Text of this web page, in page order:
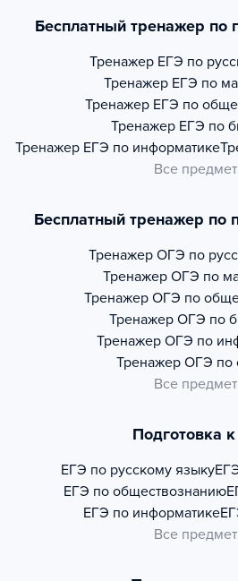
Бесплатный тренажер по
Тренажер ЕГЭ по
Тренажер ЕГЭ по
Тренажер ЕГЭ по
Тренажер ЕГЭ по
Тренажер ЕГЭ по информатике
Все
Бесплатный тренажер по
Тренажер ОГЭ по
Тренажер ОГЭ по
Тренажер ОГЭ по
Тренажер ОГЭ по
Тренажер ОГЭ по
Тренажер ОГЭ по
Все
Подготовка
ЕГЭ по русскому языку
ЕГЭ по обществознанию
ЕГЭ по информатике
Все